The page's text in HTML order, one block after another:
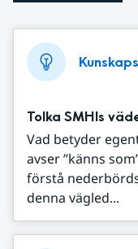
Tolka SMHIs
Vad betyder
avser ”känns
förstå
denna vägled...